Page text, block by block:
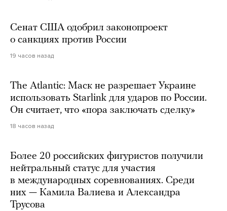
Сенат США одобрил законопроект
о санкциях против России
19 часов назад
The Atlantic: Маск не разрешает Украине
использовать Starlink для ударов по России.
Он считает, что «пора заключать сделку»
18 часов назад
Более 20 российских фигуристов получили
нейтральный статус для участия
в международных соревнованиях. Среди
них — Камила Валиева и Александра
Трусова